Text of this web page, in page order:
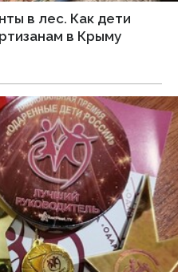
в лес. Как дети
в Крыму